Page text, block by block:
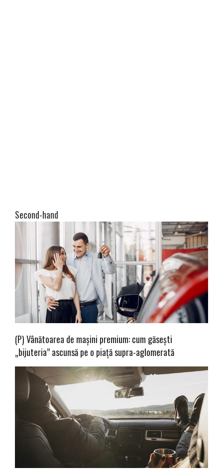
Second-hand
(P) Vânătoarea de mașini premium: cum găsești
„bijuteria” ascunsă pe o piață supra-aglomerată